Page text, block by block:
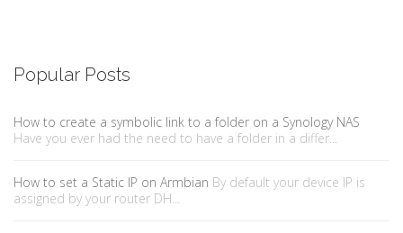
Popular Posts
How to create a symbolic link to a folder on a Synology NAS
Have you ever had the need to have a folder in a differ...
How to set a Static IP on Armbian By default your device IP is
assigned by your router DH...